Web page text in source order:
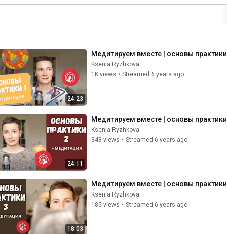
24:23
Медитируем вместе | основы
Ksenia Ryzhkova
1K views • Streamed 6 years ago
24:11
Медитируем вместе | основы
Ksenia Ryzhkova
348 views • Streamed 6 years ago
18:03
Медитируем вместе | основы
Ksenia Ryzhkova
185 views • Streamed 6 years ago